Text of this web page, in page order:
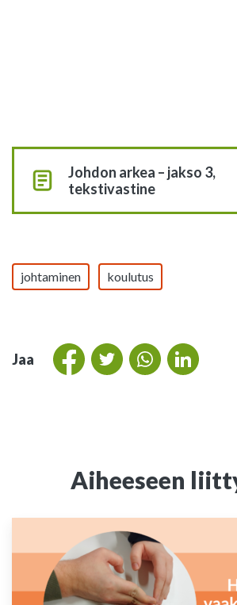
Johdon arkea – jakso 3,
tekstivastine
johtaminen koulutus
Jaa
Aiheeseen